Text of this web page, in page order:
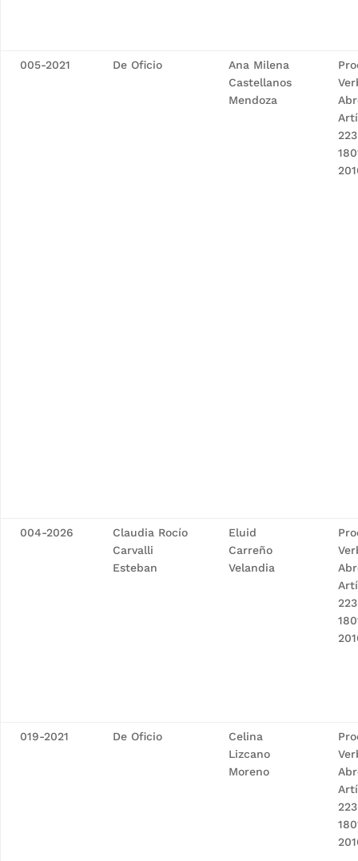
005-2021 De Oficio
Ana Milena
Castellanos
Mendoza
004-2026
Claudia Rocío
Carvalli
Esteban
Eluid
Carreño
Velandia
019-2021 De Oficio
Celina
Lizcano
Moreno